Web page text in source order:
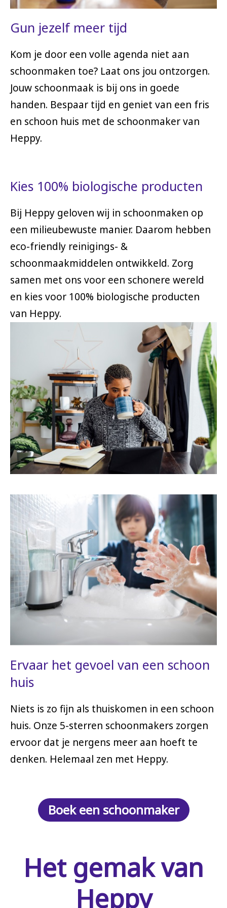
Gun jezelf meer tijd
Kom je door een volle agenda niet aan
schoonmaken toe? Laat ons jou ontzorgen.
Jouw schoonmaak is bij ons in goede
handen. Bespaar tijd en geniet van een fris
en schoon huis met de schoonmaker van
Heppy.
Kies 100% biologische producten
Bij Heppy geloven wij in schoonmaken op
een milieubewuste manier. Daarom hebben
eco-friendly reinigings- &
schoonmaakmiddelen ontwikkeld. Zorg
samen met ons voor een schonere wereld
en kies voor 100% biologische producten
van Heppy.
Ervaar het gevoel van een schoon
huis
Niets is zo fijn als thuiskomen in een schoon
huis. Onze 5-sterren schoonmakers zorgen
ervoor dat je nergens meer aan hoeft te
denken. Helemaal zen met Heppy.
Boek een schoonmaker
Het gemak van
Heppy